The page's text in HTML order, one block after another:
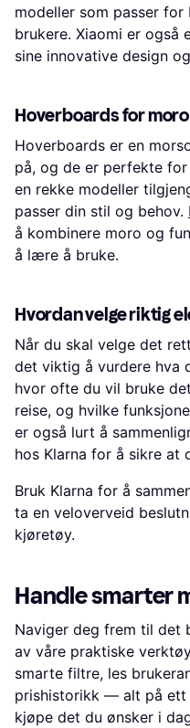
modeller som passer
brukere. Xiaomi er også
sine innovative design
Hoverboards for
Hoverboards er en
på, og de er perfekte
en rekke modeller
passer din stil og behov.
å kombinere moro og
å lære å bruke.
Hvordan velge riktig
Når du skal velge det
det viktig å vurdere hva
hvor ofte du vil bruke
reise, og hvilke
er også lurt å
hos Klarna for å sikre at
Bruk Klarna for å
ta en veloverveid
kjøretøy.
Handle smarter
Naviger deg frem til det
av våre praktiske
smarte filtre, les
prishistorikk — alt på ett
kjøpe det du ønsker i